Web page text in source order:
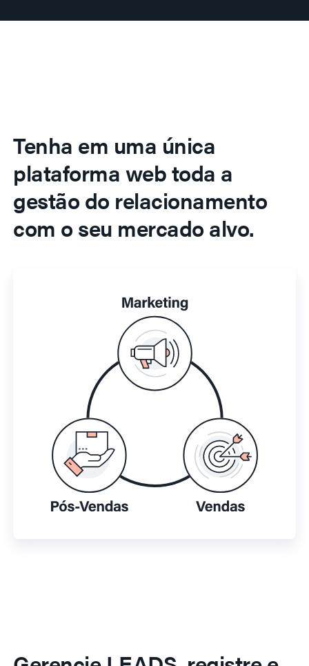
Tenha em uma única
plataforma web toda a
gestão do relacionamento
com o seu mercado alvo.